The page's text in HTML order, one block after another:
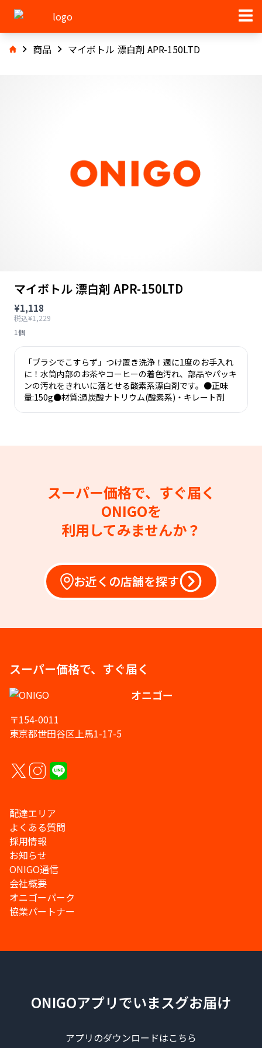
商品 マイボトル 漂白剤 APR-150LTD
マイボトル 漂白剤 APR-150LTD
¥1,118
税込¥1,229
1個
「ブラシでこすらず」つけ置き洗浄！週に1度のお手入れ
に！水筒内部のお茶やコーヒーの着色汚れ、部品やパッキ
ンの汚れをきれいに落とせる酸素系漂白剤です。●正味
量:150g●材質:過炭酸ナトリウム(酸素系)・キレート剤
スーパー価格で、すぐ届く
ONIGOを
利用してみませんか？
お近くの店舗を探す
スーパー価格で、すぐ届く
オニゴー
〒154-0011
東京都世田谷区上馬1-17-5
配達エリア
よくある質問
採用情報
お知らせ
ONIGO通信
会社概要
オニゴーパーク
協業パートナー
ONIGOアプリでいまスグお届け
アプリのダウンロードはこちら